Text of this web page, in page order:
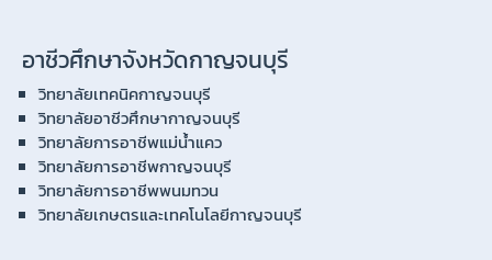
อาชีวศึกษาจังหวัดกาญจนบุรี
วิทยาลัยเทคนิคกาญจนบุรี
วิทยาลัยอาชีวศึกษากาญจนบุรี
วิทยาลัยการอาชีพแม่น้ำแคว
วิทยาลัยการอาชีพกาญจนบุรี
วิทยาลัยการอาชีพพนมทวน
วิทยาลัยเกษตรและเทคโนโลยีกาญจนบุรี